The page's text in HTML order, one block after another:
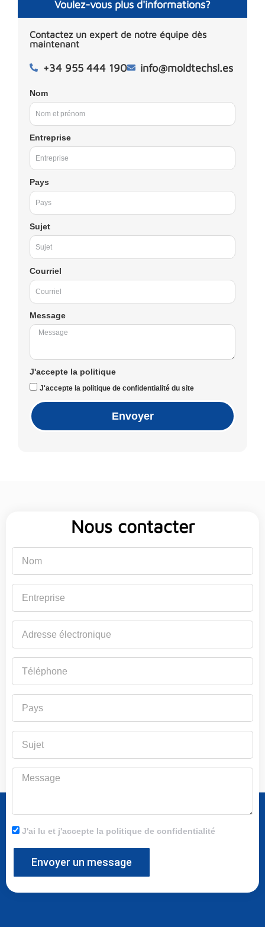
Voulez-vous plus d'informations?
Contactez un expert de notre équipe dès
maintenant
+34 955 444 190 info@moldtechsl.es
Nom
Entreprise
Pays
Sujet
Courriel
Message
J'accepte la politique
J'accepte la politique de confidentialité du site
Envoyer
Nous contacter
électronique
Message
J'ai lu et j'accepte la politique de confidentialité
Envoyer un message